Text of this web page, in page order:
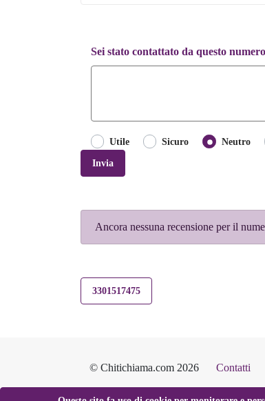
Sei stato contattato da questo
Utile Sicuro Neutro
Invia
Ancora nessuna recensione per il
3301517475
© Chitichiama.com 2026 Contatti